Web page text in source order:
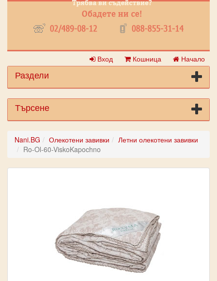
Вход Кошница Начало
Раздели
Търсене
Nani.BG Олекотени завивки
Летни олекотени завивки
Ro-Ol-60-ViskoKapochno